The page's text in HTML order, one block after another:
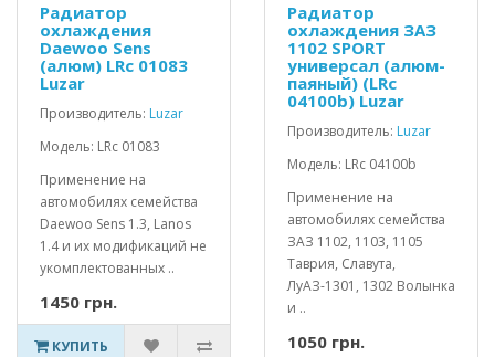
Радиатор
охлаждения
Daewoo Sens
(алюм) LRc 01083
Luzar
Производитель: Luzar
Модель: LRc 01083
Применение на
автомобилях семейства
Daewoo Sens 1.3, Lanos
1.4 и их модификаций не
укомплектованных ..
1450 грн.
КУПИТЬ
Радиатор
охлаждения ЗАЗ
1102 SPORT
универсал (алюм-
паяный) (LRc
04100b) Luzar
Производитель: Luzar
Модель: LRc 04100b
Применение на
автомобилях семейства
ЗАЗ 1102, 1103, 1105
Таврия, Славута,
ЛуАЗ-1301, 1302 Волынка
и ..
1050 грн.